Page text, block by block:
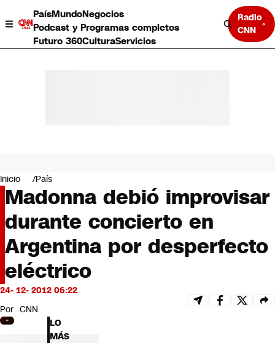
PaísMundoNegocios
Podcast y Programas completos
Futuro 360CulturaServicios
Radio
CNN
Negocios
Deportes
Programas completos
Cultura
Servicios
Bits
CNN Data
CNN tiempo
Futuro 360
Inicio País
Madonna debió improvisar
durante concierto en
Argentina por desperfecto
eléctrico
24- 12- 2012 06:22
Por CNN
LO
MÁS